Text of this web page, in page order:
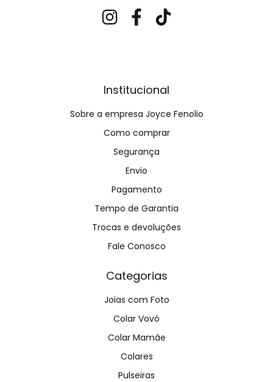
Institucional
Sobre a empresa Joyce Fenolio
Como comprar
Segurança
Envio
Pagamento
Tempo de Garantia
Trocas e devoluções
Fale Conosco
Categorias
Joias com Foto
Colar Vovó
Colar Mamãe
Colares
Pulseiras